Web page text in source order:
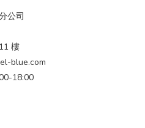
公司
樓
blue.com
18:00